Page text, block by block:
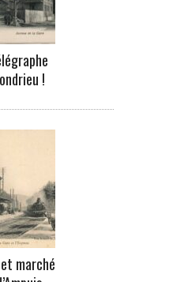
!
marché